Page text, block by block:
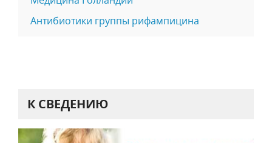
Антибиотики группы рифампицина
К СВЕДЕНИЮ